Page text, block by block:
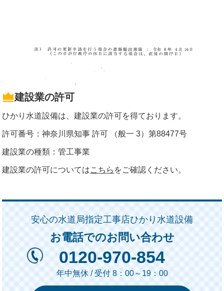
建設業の許可
ひかり水道設備は、建設業の許可を得ております。
許可番号：神奈川県知事 許可 （般一 3）第88477号
建設業の種類：管工事業
建設業の許可についてはこちら をご確認ください。
安心の水道局指定工事店ひかり水道設備
お電話でのお問い合わせ
0120-970-854
年中無休 / 受付 8：00～19：00